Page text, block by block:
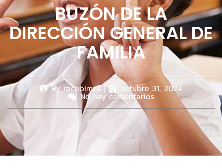
BUZÓN DE LA
DIRECCIÓN GENERAL DE
FAMILIA
Byracobimza octubre 31, 2024
No hay comentarios